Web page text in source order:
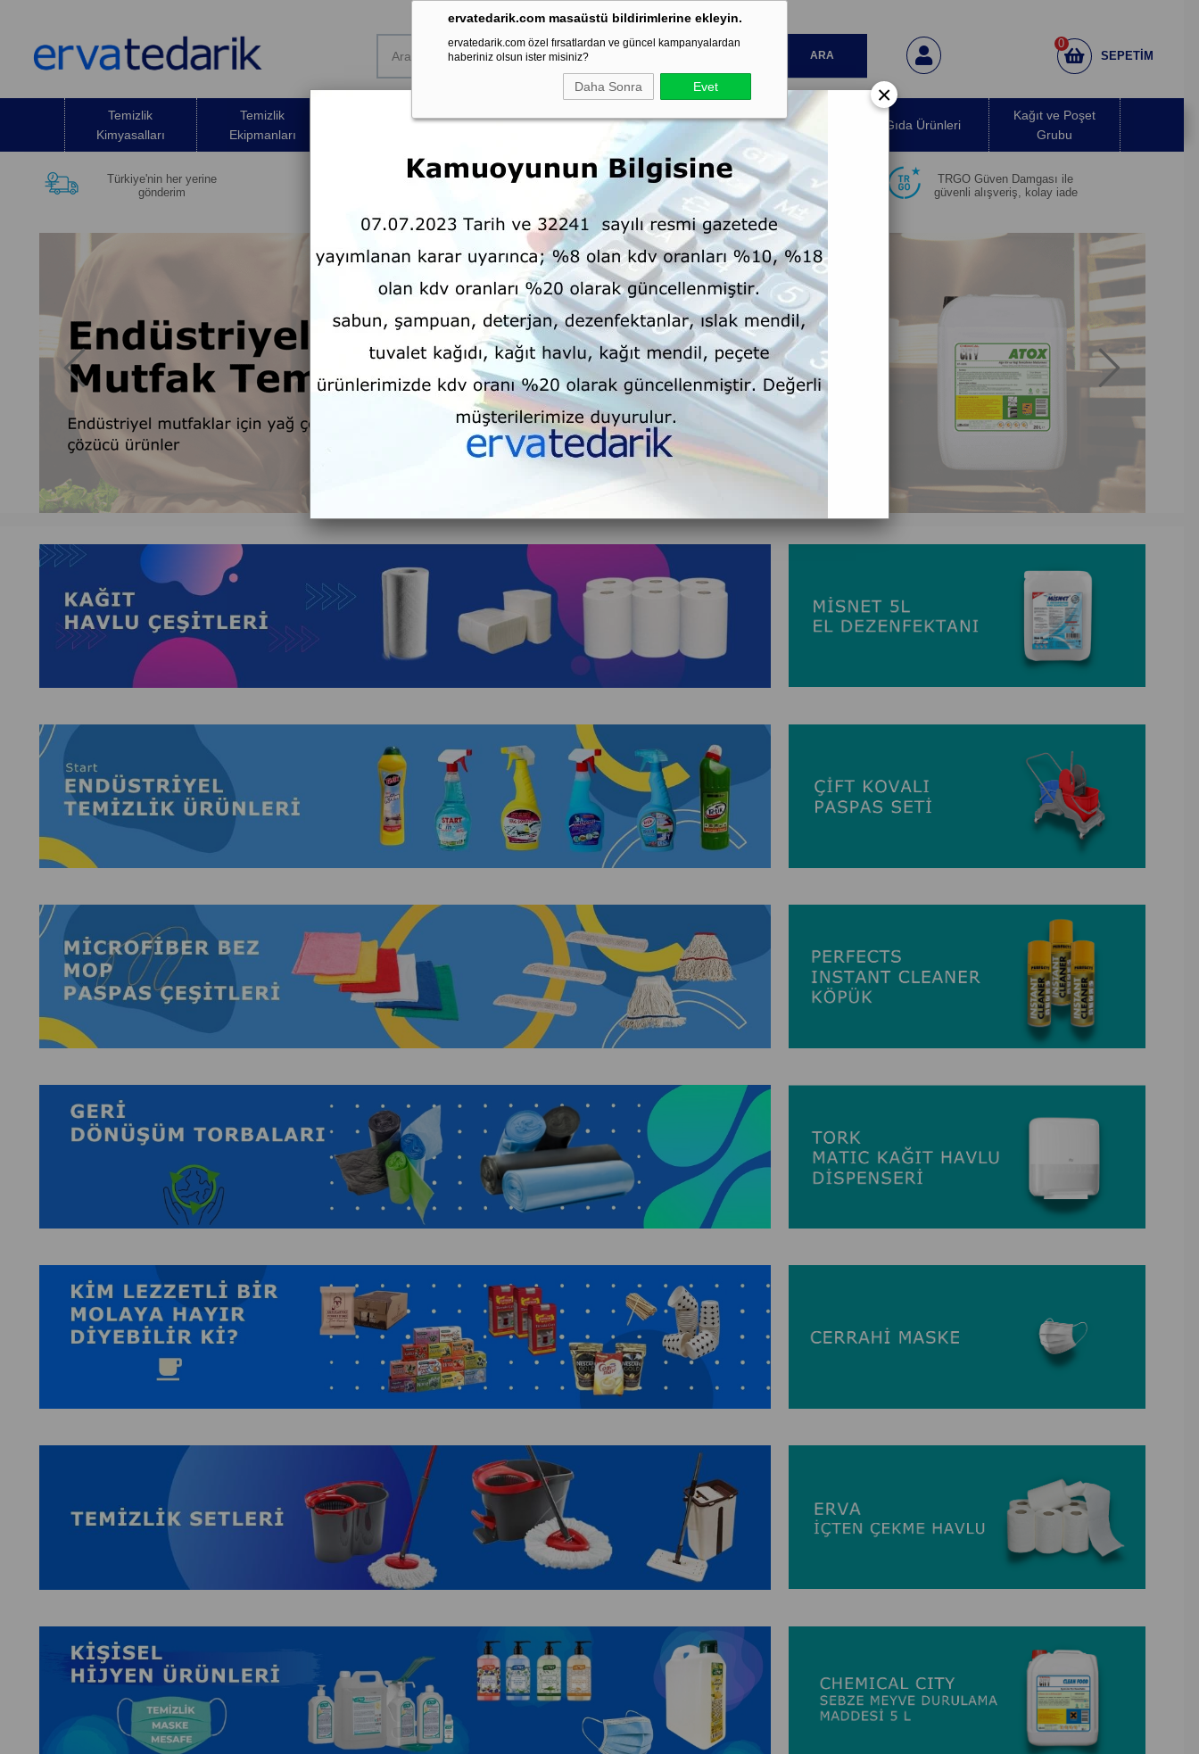
ervatedarik.com masaüstü bildirimlerine ekleyin.
ervatedarik.com özel fırsatlardan ve güncel kampanyalardan
haberiniz olsun ister misiniz?
Daha Sonra Evet
SEPETIM
0
Temizlik
Kimyasalları
Temizlik
Ekipmanları
Temizlik Sarf
Kişisel Temizlik Dispenser
Koku ve Hava
Gıda Ürünleri
Kağıt ve Poşet
Grubu
Türkiye'nin her yerine
gönderim
12.500 TL ve üzeri ücretsiz
İstanbul içi 5.000 TL üzeri
alışverişlerde kapıda ödeme
TRGO Güven Damgası ile
güvenli alışveriş, kolay iade
×